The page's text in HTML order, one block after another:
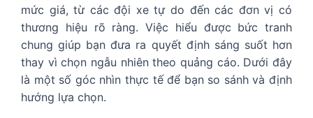
mức giá, từ các đội xe tự do đến các đơn vị có
thương hiệu rõ ràng. Việc hiểu được bức tranh
chung giúp bạn đưa ra quyết định sáng suốt hơn
thay vì chọn ngẫu nhiên theo quảng cáo. Dưới đây
là một số góc nhìn thực tế để bạn so sánh và định
hướng lựa chọn.